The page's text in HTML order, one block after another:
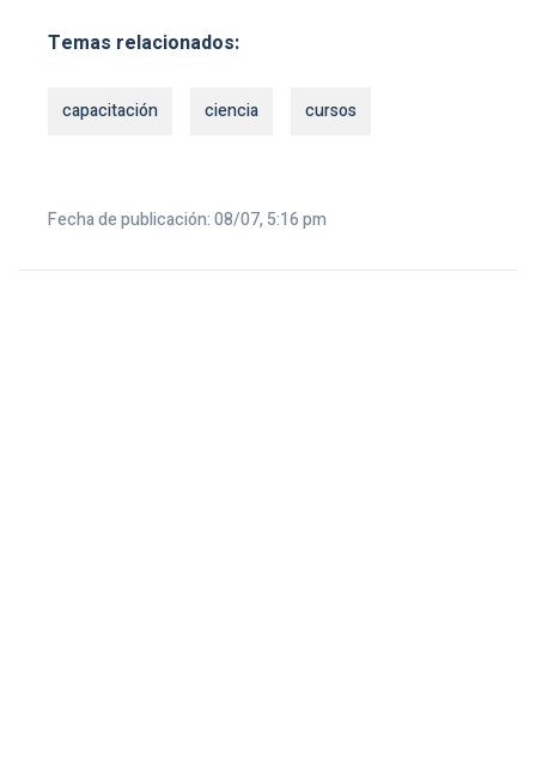
Temas relacionados:
capacitación ciencia cursos
Fecha de publicación: 08/07, 5:16 pm